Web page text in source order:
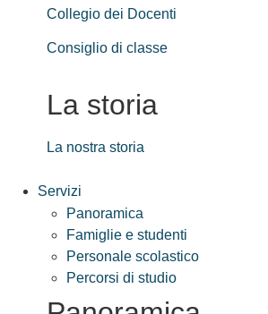
Collegio dei Docenti
Consiglio di classe
La storia
La nostra storia
Servizi
Panoramica
Famiglie e studenti
Personale scolastico
Percorsi di studio